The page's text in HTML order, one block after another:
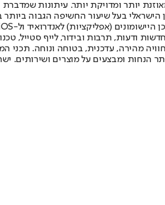
יותר ומדויקת יותר. עיתונות שמדברת
ב-30 ביולי 2007, וב-2010 הפך "ישראל היום" לעיתון
ודעות, תרבות ובידור, לייף סטייל,
חוויה מהירה, עדכנית, בטוחה ונוחה.
הנחות ומבצעים על מוצרים ושירותים.